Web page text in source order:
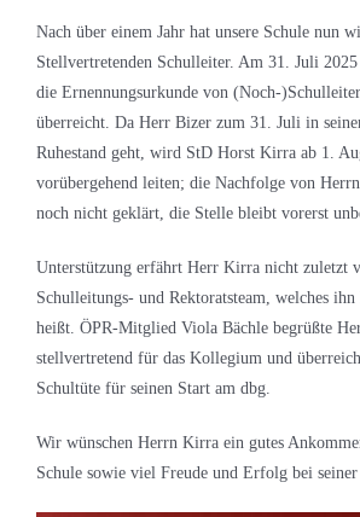
Nach über einem Jahr hat unsere Schule nun
Stellvertretenden Schulleiter. Am 31. Juli
die Ernennungsurkunde von (Noch-
überreicht. Da Herr Bizer zum 31. Juli in
Ruhestand geht, wird StD Horst Kirra ab 1.
vorübergehend leiten; die Nachfolge von
noch nicht geklärt, die Stelle bleibt vorerst
Unterstützung erfährt Herr Kirra nicht zuletzt
Schulleitungs- und Rektoratsteam, welches
heißt. ÖPR-Mitglied Viola Bächle begrüßte
stellvertretend für das Kollegium und
Schultüte für seinen Start am dbg.
Wir wünschen Herrn Kirra ein gutes
Schule sowie viel Freude und Erfolg bei seiner